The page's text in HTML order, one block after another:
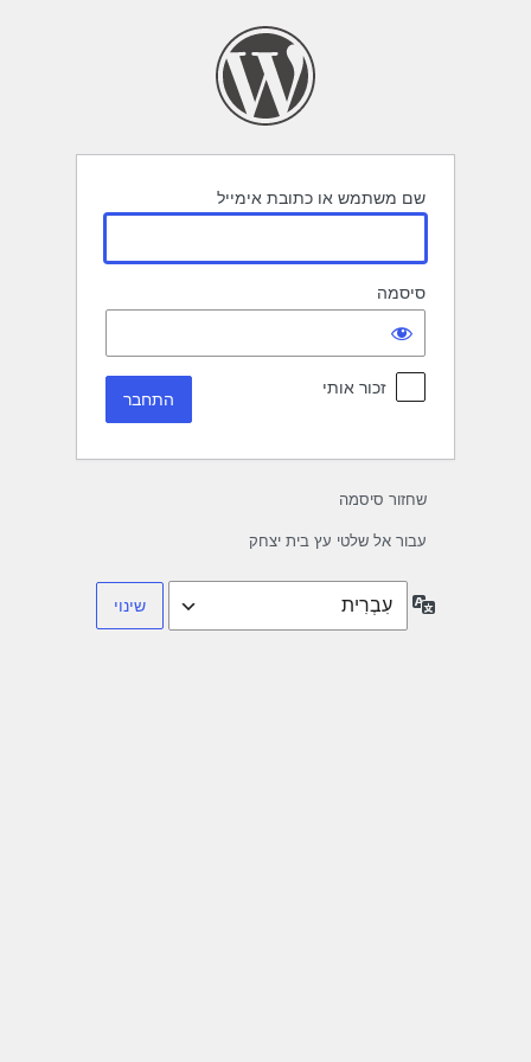
שם משתמש או כתובת אימייל
סיסמה
זכור אותי
שחזור סיסמה
עבור אל שלטי עץ בית יצחק
שפה